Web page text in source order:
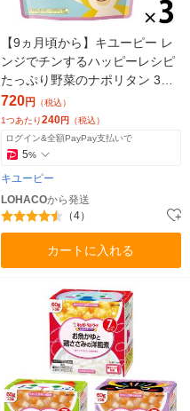
【9ヵ月頃から】キユーピー レ
ンジでチンするハッピーレシピ
たっぷり野菜のナポリタン 3袋
ベビーフード 離乳食
720円 （税込）
1つあたり240円 （税込）
ログイン&全額PayPay支払いで
5%
キユーピー
LOHACOから発送
（4）
カートに入れる